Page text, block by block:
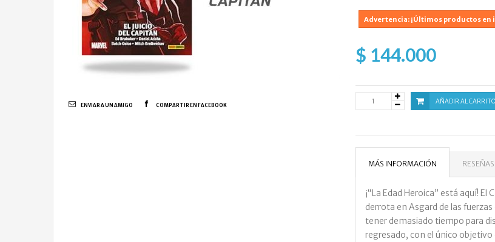
ENVIAR A UN AMIGO COMPARTIR EN FACEBOOK
Advertencia: ¡Últimos productos en
$ 144.000
AÑADIR AL CARRITO
MÁS INFORMACIÓN RESEÑAS
¡“La Edad Heroica” está aquí!
derrota en Asgard de las
tener demasiado tiempo para
regresado, con el único